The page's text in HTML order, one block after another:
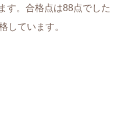
す。合格点は88点でした
しています。